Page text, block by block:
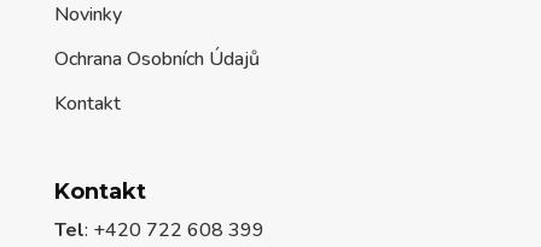
Novinky
Ochrana Osobních Údajů
Kontakt
Kontakt
Tel: +420 722 608 399